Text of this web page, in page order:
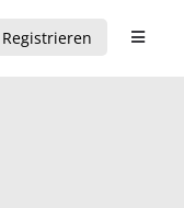
Registrieren